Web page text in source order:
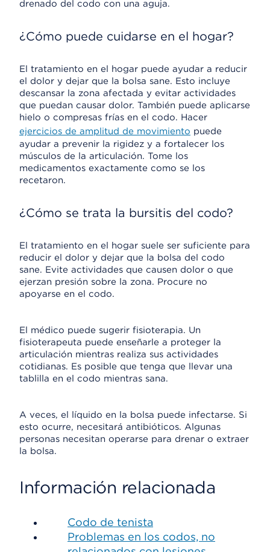
drenado del codo con una aguja.
¿Cómo puede cuidarse en el hogar?
El tratamiento en el hogar puede ayudar a reducir
el dolor y dejar que la bolsa sane. Esto incluye
descansar la zona afectada y evitar actividades
que puedan causar dolor. También puede aplicarse
hielo o compresas frías en el codo. Hacer
ejercicios de amplitud de movimiento puede
ayudar a prevenir la rigidez y a fortalecer los
músculos de la articulación. Tome los
medicamentos exactamente como se los
recetaron.
¿Cómo se trata la bursitis del codo?
El tratamiento en el hogar suele ser suficiente para
reducir el dolor y dejar que la bolsa del codo
sane. Evite actividades que causen dolor o que
ejerzan presión sobre la zona. Procure no
apoyarse en el codo.
El médico puede sugerir fisioterapia. Un
fisioterapeuta puede enseñarle a proteger la
articulación mientras realiza sus actividades
cotidianas. Es posible que tenga que llevar una
tablilla en el codo mientras sana.
A veces, el líquido en la bolsa puede infectarse. Si
esto ocurre, necesitará antibióticos. Algunas
personas necesitan operarse para drenar o extraer
la bolsa.
Información relacionada
Codo de tenista
Problemas en los codos, no